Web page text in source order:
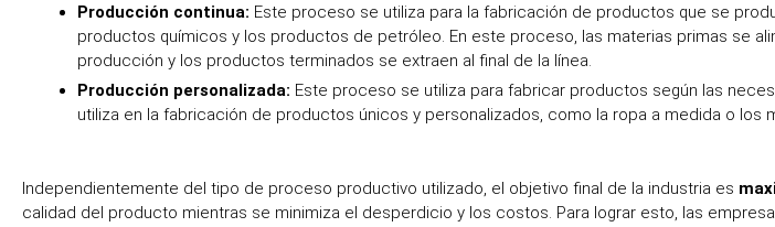
Producción continua: Este proceso se utiliza para la fabricación de productos que se
productos químicos y los productos de petróleo. En este proceso, las materias primas se
producción y los productos terminados se extraen al final de la línea.
Producción personalizada: Este proceso se utiliza para fabricar productos según las
utiliza en la fabricación de productos únicos y personalizados, como la ropa a medida o los
Independientemente del tipo de proceso productivo utilizado, el objetivo final de la industria es
calidad del producto mientras se minimiza el desperdicio y los costos. Para lograr esto, las